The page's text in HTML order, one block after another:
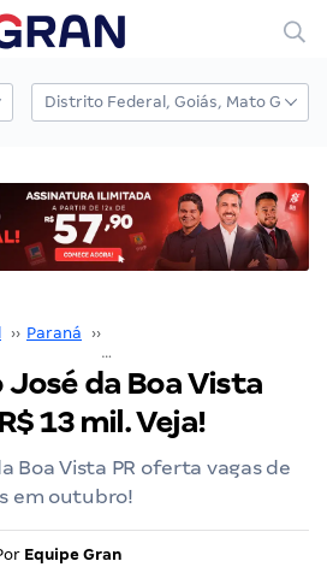
›› Paraná ››
José da Boa Vista
13 mil. Veja!
Boa Vista PR oferta vagas de
em outubro!
Equipe Gran